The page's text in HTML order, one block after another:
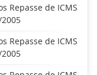
Repasse de ICMS
Repasse de ICMS